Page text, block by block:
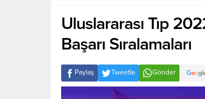
Uluslararası Tıp
Başarı Sıralamaları
Paylaş Tweetle Gönder